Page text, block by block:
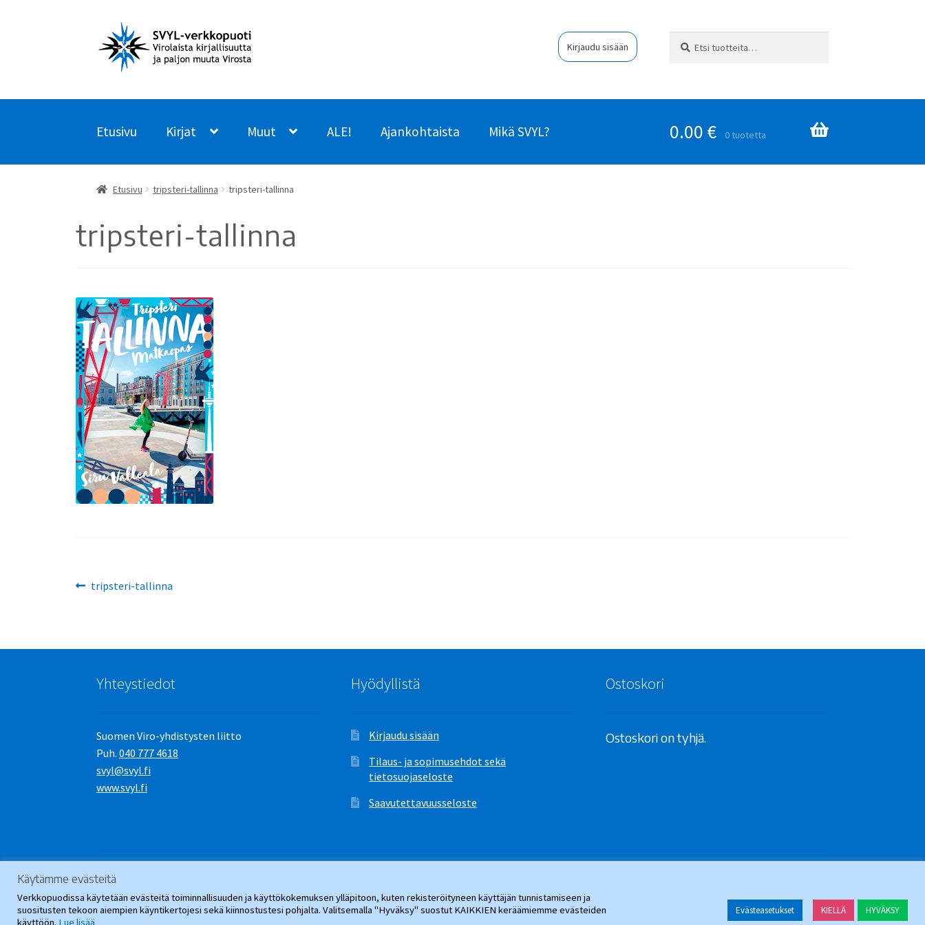
Siirry
navigointiin
Siirry
sisältöön
Kirjaudu sisään
Etusivu Kirjat Muut ALE! Ajankohtaista Mikä SVYL? 0.00 € 0 tuotetta
Etusivu tripsteri-tallinna tripsteri-tallinna
tripsteri-tallinna
Artikkelien
Edellinen
tripsteri-tallinna
Yhteystiedot
Suomen Viro-yhdistysten liitto
Puh.040 777 4618
svyl@svyl.fi
www.svyl.fi
Hyödyllistä
Kirjaudu sisään
Tilaus- ja sopimusehdot sekä
tietosuojaseloste
Saavutettavuusseloste
Ostoskori
Ostoskori on tyhjä.
Käytämme evästeitä
Verkkopuodissa käytetään evästeitä toiminnallisuuden ja käyttökokemuksen ylläpitoon, kuten rekisteröityneen käyttäjän tunnistamiseen ja
suositusten tekoon aiempien käyntikertojesi sekä kiinnostustesi pohjalta. Valitsemalla "Hyväksy" suostut KAIKKIEN keräämiemme evästeiden
käyttöön. Lue lisää
Evästeasetukset KIELLÄ HYVÄKSY